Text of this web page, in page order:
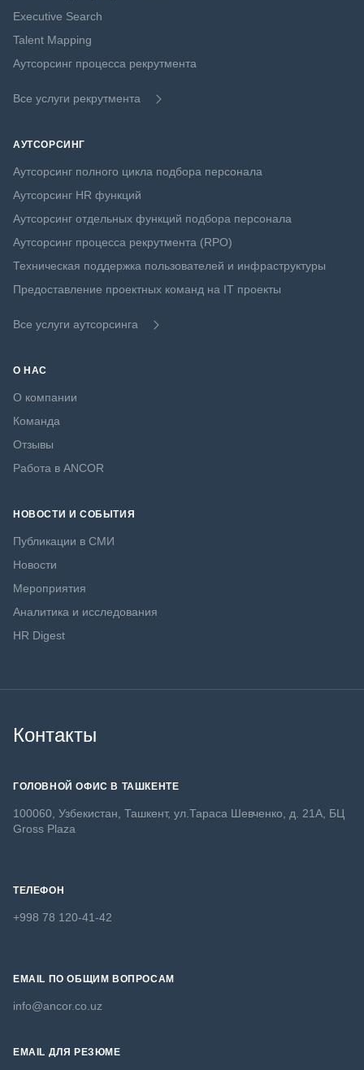
Executive Search
Talent Mapping
Аутсорсинг процесса рекрутмента
Все услуги рекрутмента
АУТСОРСИНГ
Аутсорсинг полного цикла подбора персонала
Аутсорсинг HR функций
Аутсорсинг отдельных функций подбора персонала
Аутсорсинг процесса рекрутмента (RPO)
Техническая поддержка пользователей и инфраструктуры
Предоставление проектных команд на IT проекты
Все услуги аутсорсинга
О НАС
О компании
Команда
Отзывы
Работа в ANCOR
НОВОСТИ И СОБЫТИЯ
Публикации в СМИ
Новости
Мероприятия
Аналитика и исследования
HR Digest
Контакты
ГОЛОВНОЙ ОФИС В ТАШКЕНТЕ
100060, Узбекистан, Ташкент, ул.Тараса Шевченко, д. 21А, БЦ
Gross Plaza
ТЕЛЕФОН
+998 78 120-41-42
EMAIL ПО ОБЩИМ ВОПРОСАМ
info@ancor.co.uz
EMAIL ДЛЯ РЕЗЮМЕ